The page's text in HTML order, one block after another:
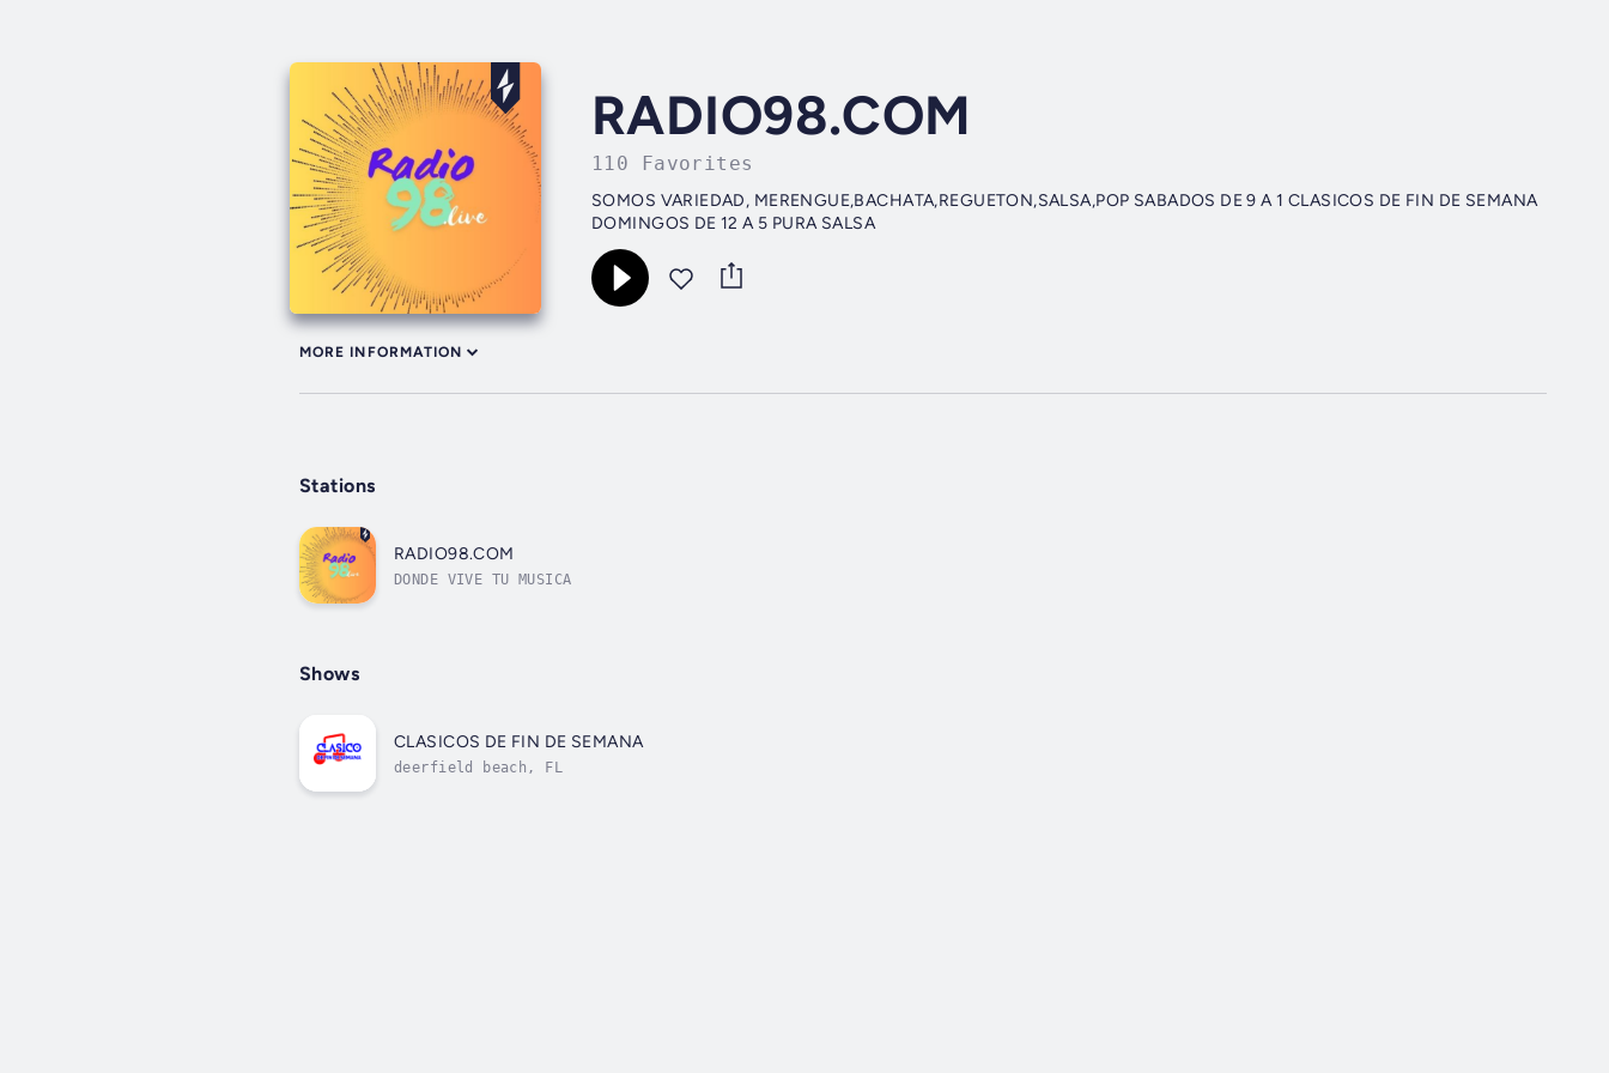
RADIO98.COM
110 Favorites
SOMOS VARIEDAD, MERENGUE,BACHATA,REGUETON,SALSA,POP SABADOS DE 9 A 1 CLASICOS DE FIN DE SEMANA
DOMINGOS DE 12 A 5 PURA SALSA
MORE INFORMATION
Stations
RADIO98.COM
DONDE VIVE TU MUSICA
Shows
CLASICOS DE FIN DE SEMANA
deerfield beach, FL